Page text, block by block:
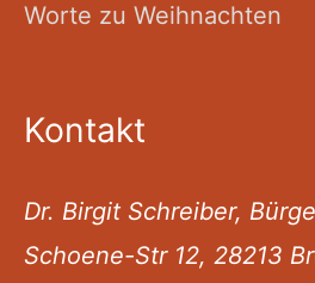
Worte zu Weihnachten
Kontakt
Dr. Birgit Schreiber,
Schoene-Str 12, 28213